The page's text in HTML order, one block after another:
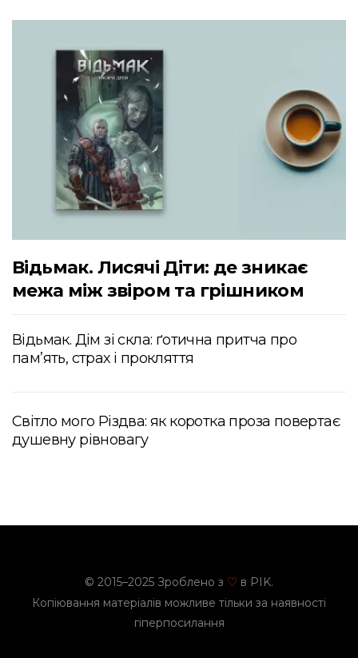
Відьмак. Лисячі Діти: де зникає
межа між звіром та грішником
Відьмак. Дім зі скла: ґотична притча про
пам’ять, страх і прокляття
Світло мого Різдва: як коротка проза повертає
душевну рівновагу
© 2015–2025 Зроблено з ♡ в PIK.
Копіювання матеріалів можливе тільки за наявності
гіперпосилання